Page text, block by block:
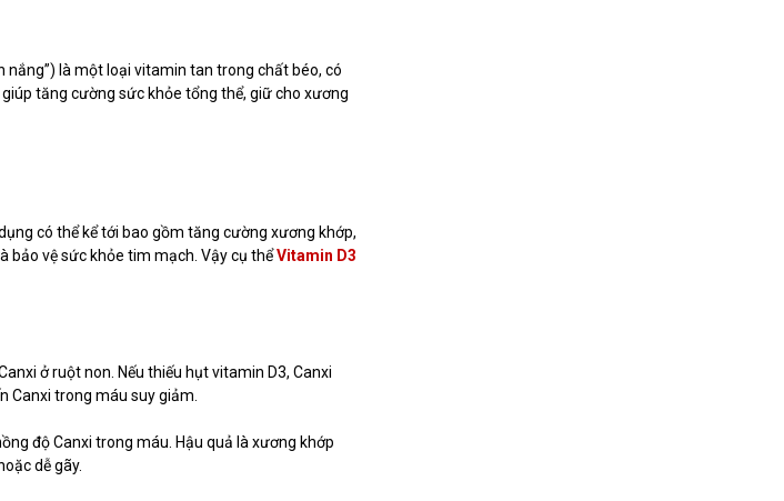
là một loại vitamin tan trong chất béo, có
tăng cường sức khỏe tổng thể, giữ cho xương
có thể kể tới bao gồm tăng cường xương khớp,
bảo vệ sức khỏe tim mạch. Vậy cụ thểVitamin D3
ở ruột non. Nếu thiếu hụt vitamin D3, Canxi
Canxi trong máu suy giảm.
độ Canxi trong máu. Hậu quả là xương khớp
dễ gãy.